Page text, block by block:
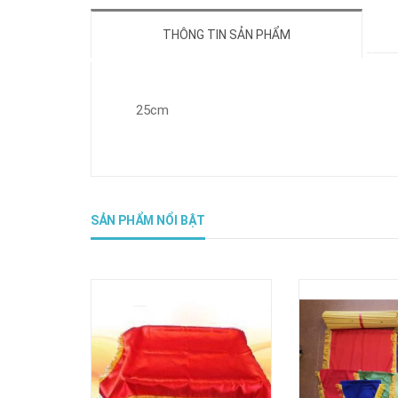
THÔNG TIN SẢN PHẨM
25cm
SẢN PHẨM NỔI BẬT